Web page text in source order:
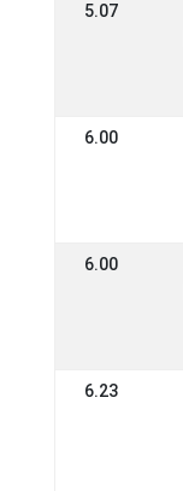
5.07
6.00
6.00
6.23